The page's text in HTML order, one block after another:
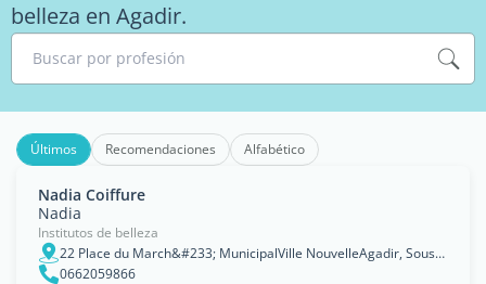
belleza en Agadir.
Buscar por profesión
Últimos Recomendaciones Alfabético
Nadia Coiffure
Nadia
Institutos de belleza
22 Place du March&#233; MunicipalVille NouvelleAgadir, Souss-Massa-Drâa
0662059866